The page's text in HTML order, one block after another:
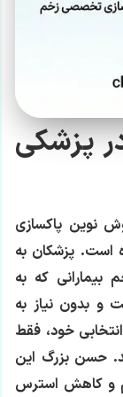
پزشکی
نوین پاکسازی
پزشکان به
که به
بدون نیاز به
خود، فقط
بزرگ این
کاهش استرس